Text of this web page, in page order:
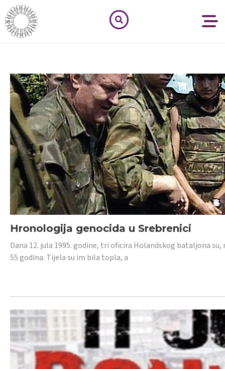
Hronologija genocida u Srebrenici
Dana 12. jula 1995. godine, tri oficira Holandskog bataljona
55 godina. Tijela su im bila topla, a